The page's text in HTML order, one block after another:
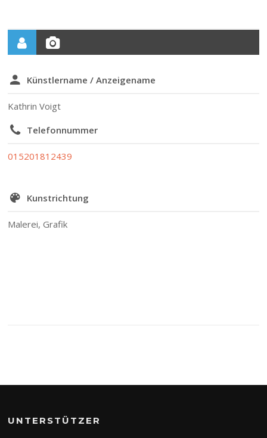
Künstlername / Anzeigename
Kathrin Voigt
Telefonnummer
015201812439
Kunstrichtung
Malerei, Grafik
UNTERSTÜTZER